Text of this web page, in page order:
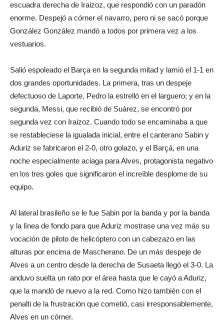
escuadra derecha de Iraizoz, que respondió con un paradón
enorme. Despejó a córner el navarro, pero ni se sacó porque
González González mandó a todos por primera vez a los
vestuarios.
Salió espoleado el Barça en la segunda mitad y lamió el 1-1 en
dos grandes oportunidades. La primera, tras un despeje
defectuoso de Laporte, Pedro la estrelló en el larguero; y en la
segunda, Messi, que recibió de Suárez, se encontró por
segunda vez con Iraizoz. Cuando todo se encaminaba a que
se restableciese la igualada inicial, entre el canterano Sabin y
Aduriz se fabricaron el 2-0, otro golazo, y el Barçá, en una
noche especialmente aciaga para Alves, protagonista negativo
en los tres goles que significaron el increíble desplome de su
equipo.
Al lateral brasileño se le fue Sabin por la banda y por la banda
y la línea de fondo para que Aduriz mostrase una vez más su
vocación de piloto de helicóptero con un cabezazo en las
alturas por encima de Mascherano. De un más despeje de
Alves a un centro desde la derecha de Susaeta llegó el 3-0. La
anduvo suelta un rato por el área hasta que le cayó a Aduriz,
que la mandó de nuevo a la red. Como hizo también con el
penalti de la frustración que cometió, casi irresponsablemente,
Alves en un córner.